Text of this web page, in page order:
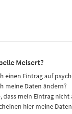
Meisert?
einen Eintrag auf
meine Daten ändern?
dass mein Eintrag nicht
hier meine